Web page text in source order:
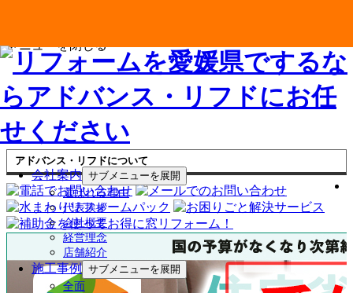
会社案内 サブメニューを展開
選ばれる理由
代表挨拶
会社概要
経営理念
店舗紹介
施工事例 サブメニューを展開
全面
メニューを閉じる
アドバンス・リフドについて